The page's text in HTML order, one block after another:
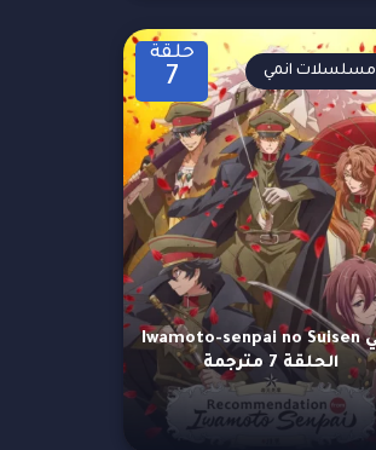
حلقة
7
انمي Iwamoto-senpai no Suisen
الحلقة 7 مترجمة
مسلسلات انمي